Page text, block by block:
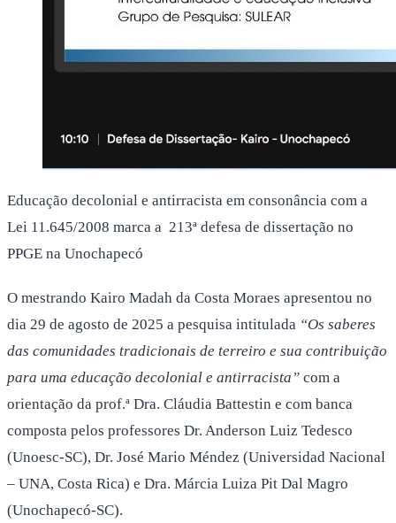
Educação decolonial e antirracista em consonância com a
Lei 11.645/2008 marca a 213ª defesa de dissertação no
PPGE na Unochapecó
O mestrando Kairo Madah da Costa Moraes apresentou no
dia 29 de agosto de 2025 a pesquisa intitulada “Os saberes
das comunidades tradicionais de terreiro e sua contribuição
para uma educação decolonial e antirracista” com a
orientação da prof.ª Dra. Cláudia Battestin e com banca
composta pelos professores Dr. Anderson Luiz Tedesco
(Unoesc-SC), Dr. José Mario Méndez (Universidad Nacional
– UNA, Costa Rica) e Dra. Márcia Luiza Pit Dal Magro
(Unochapecó-SC).